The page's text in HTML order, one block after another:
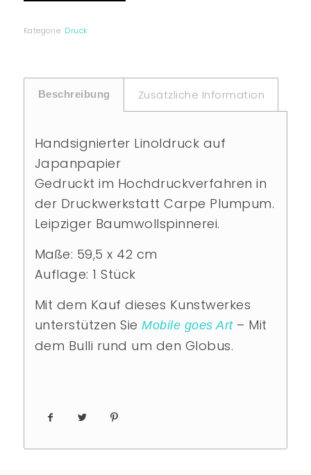
Kategorie: Druck
Beschreibung Zusätzliche Information
Handsignierter Linoldruck auf
Japanpapier
Gedruckt im Hochdruckverfahren in
der Druckwerkstatt Carpe Plumpum.
Leipziger Baumwollspinnerei.
Maße: 59,5 x 42 cm
Auflage: 1 Stück
Mit dem Kauf dieses Kunstwerkes
unterstützen SieMobile goes Art– Mit
dem Bulli rund um den Globus.